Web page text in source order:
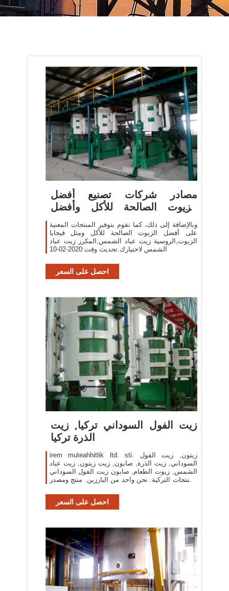
مصادر شركات تصنيع أفضل
الزيوت الصالحة للأكل وأفضل
الزيوت
وبالإضافة إلى ذلك، كما نقوم بتوفير المنتجات المعنية
على أفضل الزيوت الصالحة للأكل ومثل فيجايا
الزيوت,الروسية زيت عباد الشمس,المكرر زيت عباد
الشمس لاختيارك.تحديث وقت:2020-02-10
احصل على السعر
زيت الفول السوداني تركيا, زيت
الذرة تركيا
irem muteahhitlik ltd. sti. زيتون, زيت الفول
السوداني, زيت الذرة, صابون, زيت زيتون, زيت عباد
الشمس, زيوت الطعام, صابون زيت الفول السوداني
المنتجات التركية. نحن واحد من البارزين. منتج ومصدر
زيت الذرة, زيت نباتي
احصل على السعر